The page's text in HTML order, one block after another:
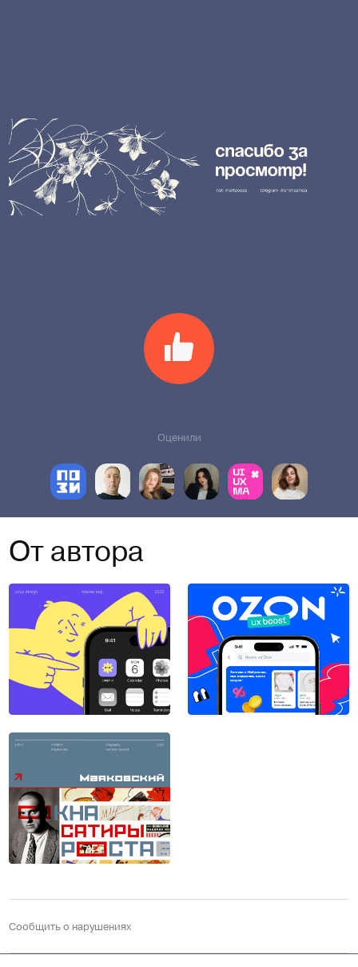
Оценили
От автора
Сообщить о нарушениях